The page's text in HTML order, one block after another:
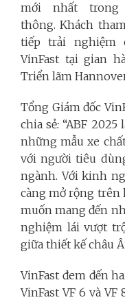
mới nhất trong
thông.Khách
tiếp trải nghiệm
VinFast tại gian
Triển lãm
Tổng Giám đốc
chia sẻ:“ABF 2025
những mẫu xe
với người tiêu
ngành. Với kinh
càng mở rộng trên
muốn mang đến
nghiệm lái vượt
giữa thiết kế châu
VinFast đem đến
VinFast VF 6 và